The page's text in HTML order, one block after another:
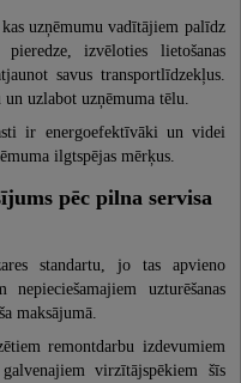
uzņēmumu vadītājiem palīdz
izvēloties lietošanas
savus transportlīdzekļus.
uzlabot uzņēmuma tēlu.
ir energoefektīvāki un videi
ilgtspējas mērķus.
pēc pilna servisa
standartu, jo tas apvieno
uzturēšanas
maksājumā.
remontdarbu izdevumiem
virzītājspēkiem šīs